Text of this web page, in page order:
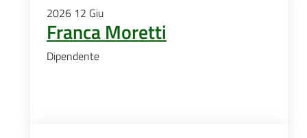
2026 12 Giu
Franca Moretti
Dipendente